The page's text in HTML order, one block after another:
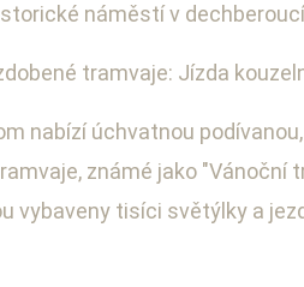
náměstí v
tramvaje: Jízda
nabízí úchvatnou
známé jako
vybaveny tisíci světýlky a